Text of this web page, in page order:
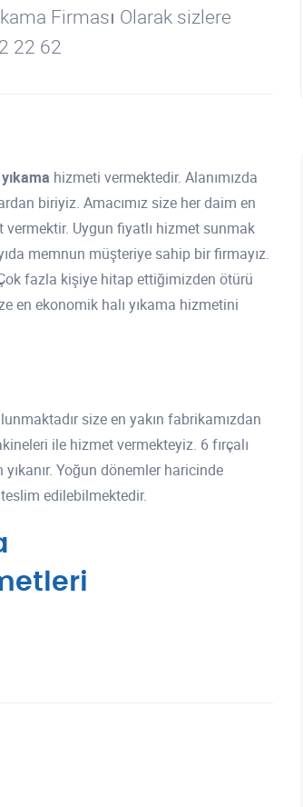
Firması Olarak sizlere
22 62
hizmeti vermektedir. Alanımızda
biriyiz. Amacımız size her daim en
vermektir. Uygun fiyatlı hizmet sunmak
memnun müşteriye sahip bir firmayız.
fazla kişiye hitap ettiğimizden ötürü
en ekonomik halı yıkama hizmetini
size en yakın fabrikamızdan
ile hizmet vermekteyiz. 6 fırçalı
Yoğun dönemler haricinde
teslim edilebilmektedir.